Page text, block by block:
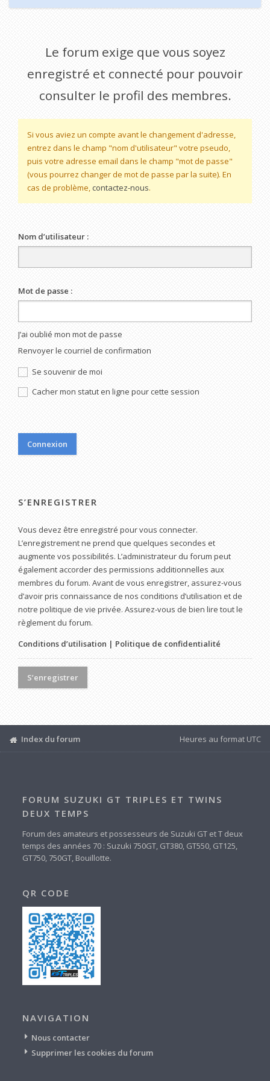
Le forum exige que vous soyez
enregistré et connecté pour pouvoir
consulter le profil des membres.
Si vous aviez un compte avant le changement d'adresse,
entrez dans le champ "nom d'utilisateur" votre pseudo,
puis votre adresse email dans le champ "mot de passe"
(vous pourrez changer de mot de passe par la suite). En
cas de problème, contactez-nous.
Nom d’utilisateur :
Mot de passe :
J’ai oublié mon mot de passe
Renvoyer le courriel de confirmation
Se souvenir de moi
Cacher mon statut en ligne pour cette session
S’ENREGISTRER
Vous devez être enregistré pour vous connecter.
L’enregistrement ne prend que quelques secondes et
augmente vos possibilités. L’administrateur du forum peut
également accorder des permissions additionnelles aux
membres du forum. Avant de vous enregistrer, assurez-vous
d’avoir pris connaissance de nos conditions d’utilisation et de
notre politique de vie privée. Assurez-vous de bien lire tout le
règlement du forum.
Conditions d’utilisation | Politique de confidentialité
S’enregistrer
Index du forum Heures au format UTC
FORUM SUZUKI GT TRIPLES ET TWINS
DEUX TEMPS
Forum des amateurs et possesseurs de Suzuki GT et T deux
temps des années 70 : Suzuki 750GT, GT380, GT550, GT125,
GT750, 750GT, Bouillotte.
QR CODE
NAVIGATION
Nous contacter
Supprimer les cookies du forum